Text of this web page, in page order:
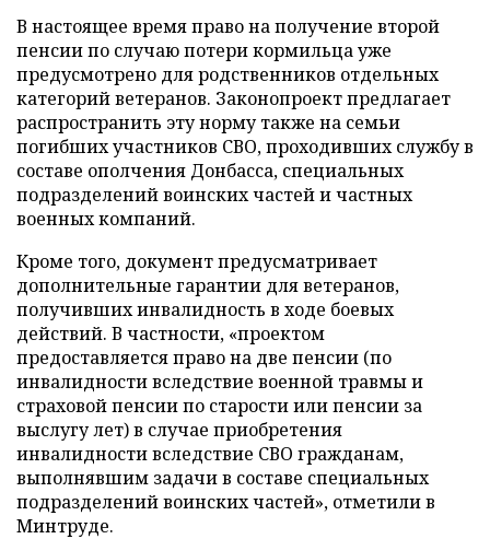
В настоящее время право на получение второй
пенсии по случаю потери кормильца уже
предусмотрено для родственников отдельных
категорий ветеранов. Законопроект предлагает
распространить эту норму также на семьи
погибших участников СВО, проходивших службу в
составе ополчения Донбасса, специальных
подразделений воинских частей и частных
военных компаний.
Кроме того, документ предусматривает
дополнительные гарантии для ветеранов,
получивших инвалидность в ходе боевых
действий. В частности, «проектом
предоставляется право на две пенсии (по
инвалидности вследствие военной травмы и
страховой пенсии по старости или пенсии за
выслугу лет) в случае приобретения
инвалидности вследствие СВО гражданам,
выполнявшим задачи в составе специальных
подразделений воинских частей», отметили в
Минтруде.